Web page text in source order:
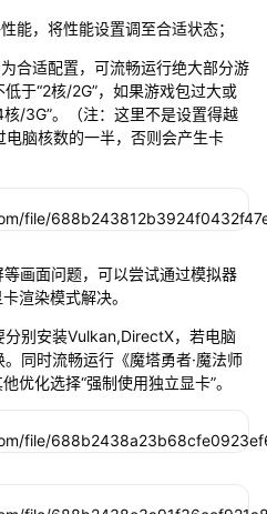
能，将性能设置调至合适状态；
合适配置，可流畅运行绝大部分游
于“2核/2G”，如果游戏包过大或
/3G”。（注：这里不是设置得越
脑核数的一半，否则会产生卡
画面问题，可以尝试通过模拟器
渲染模式解决。
别安装Vulkan,DirectX，若电脑
同时流畅运行《魔塔勇者·魔法师
优化选择“强制使用独立显卡”。